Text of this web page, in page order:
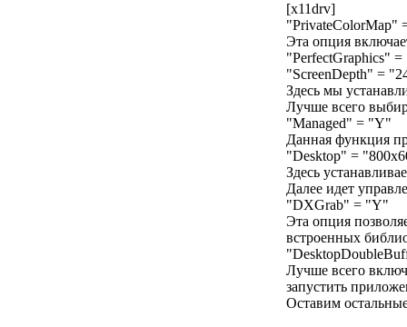
[x11drv]
"PrivateColorMap"
Эта опция
"PerfectGraphics"
"ScreenDepth" =
Здесь мы
Лучше всего
"Managed" = "Y"
Данная функция
"Desktop" =
Здесь
Далее идет
"DXGrab" = "Y"
Эта опция
встроенных
Лучше всего
запустить
Оставим